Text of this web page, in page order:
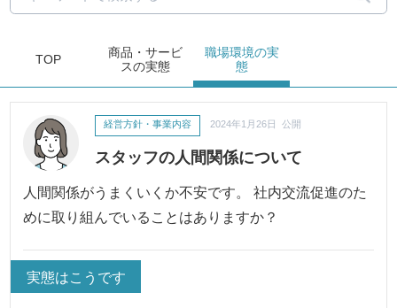
TOP
商品・サービ
スの実態
職場環境の実
態
スタッフの人間関係について
経営方針・事業内容 2024年1月26日 公開
人間関係がうまくいくか不安です。 社内交流促進のた
めに取り組んでいることはありますか？
実態はこうです